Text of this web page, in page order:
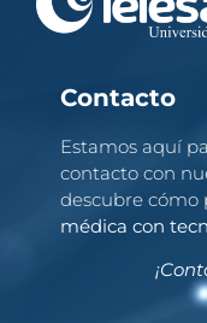
Contacto
Estamos aquí
contacto con
descubre cómo
médica con